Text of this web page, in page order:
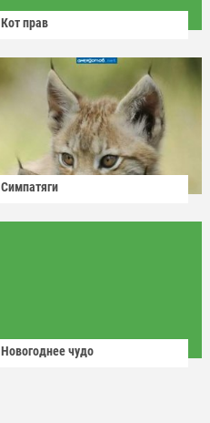
Кот прав
Симпатяги
Новогоднее чудо